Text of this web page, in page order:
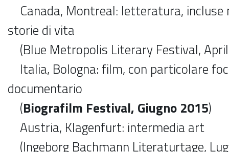
Canada, Montreal: letteratura, incluse
storie di vita
(Blue Metropolis Literary Festival,
Italia, Bologna: film, con particolare
documentario
(Biografilm Festival, Giugno 2015)
Austria, Klagenfurt: intermedia art
(Ingeborg Bachmann Literaturtage,